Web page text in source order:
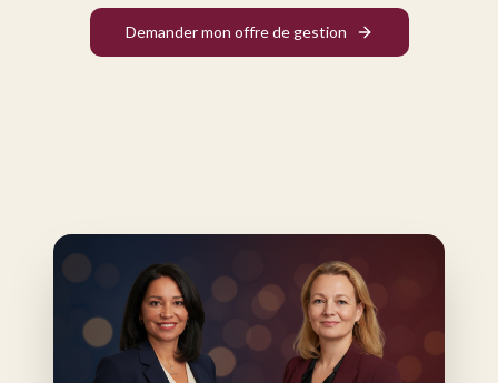
Demander mon offre de gestion